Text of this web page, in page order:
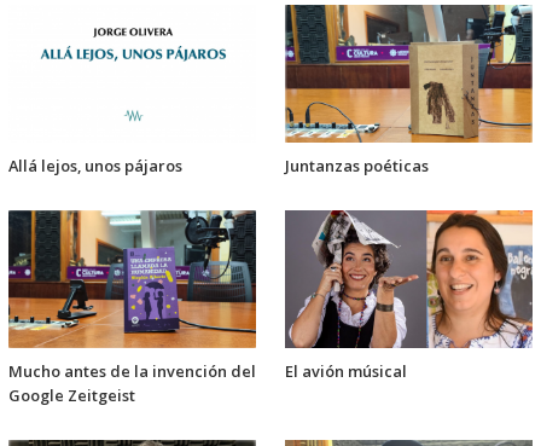
Allá lejos, unos pájaros Juntanzas poéticas
Mucho antes de la invención del
Google Zeitgeist
El avión músical